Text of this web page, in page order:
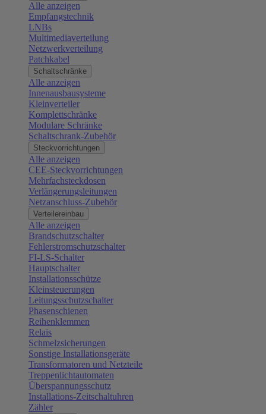
Alle anzeigen
Empfangstechnik
LNBs
Multimediaverteilung
Netzwerkverteilung
Patchkabel
Schaltschränke
Alle anzeigen
Innenausbausysteme
Kleinverteiler
Komplettschränke
Modulare Schränke
Schaltschrank-Zubehör
Steckvorrichtungen
Alle anzeigen
CEE-Steckvorrichtungen
Mehrfachsteckdosen
Verlängerungsleitungen
Netzanschluss-Zubehör
Verteilereinbau
Alle anzeigen
Brandschutzschalter
Fehlerstromschutzschalter
FI-LS-Schalter
Hauptschalter
Installationsschütze
Kleinsteuerungen
Leitungsschutzschalter
Phasenschienen
Reihenklemmen
Relais
Schmelzsicherungen
Sonstige Installationsgeräte
Transformatoren und Netzteile
Treppenlichtautomaten
Überspannungsschutz
Installations-Zeitschaltuhren
Zähler